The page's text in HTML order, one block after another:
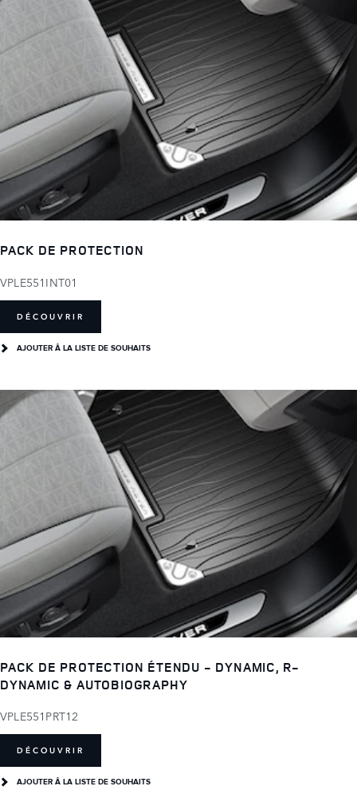
PACK DE PROTECTION
VPLE551INT01
DÉCOUVRIR
AJOUTER Â LA LISTE DE SOUHAITS
PACK DE PROTECTION ÉTENDU - DYNAMIC, R-
DYNAMIC & AUTOBIOGRAPHY
VPLE551PRT12
DÉCOUVRIR
AJOUTER Â LA LISTE DE SOUHAITS